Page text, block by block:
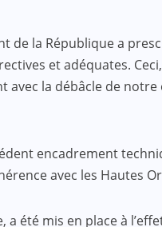
de la République a
et adéquates.
la débâcle de notre
encadrement
avec les Hautes
été mis en place à